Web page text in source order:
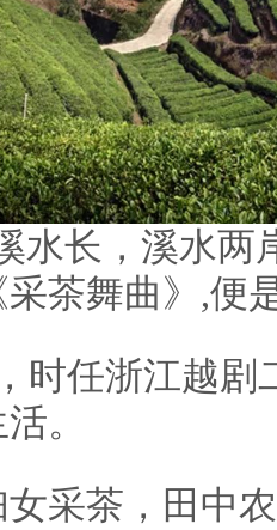
长，溪水两
茶舞曲》,便
任浙江越剧
。
茶，田中农